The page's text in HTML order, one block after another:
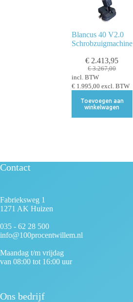
Blancus 40 V2.0
Schrobzuigmachine
€3.267,00
€ 2.413,95
incl. BTW
€1.995,00 excl. BTW
Toevoegen aan
winkelwagen
Contact
Fabrieksweg 1
1271 AK Huizen
035 - 62 28 500
info@100procentwillem.nl
Maandag t/m vrijdag
van 08:00 tot 16:00 uur
Ons bedrijf